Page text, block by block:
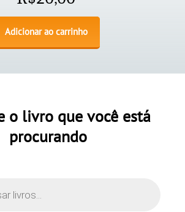
Adicionar ao carrinho
o livro que você está
procurando